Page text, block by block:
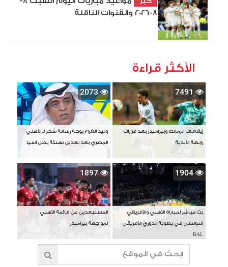
8-2026 والقنوات الناقلة
الأكثر قراءة
7491
إيقافات الزمالك وبيراميدز بعد قرارات
رابطة الأندية
2073
وليد الفراج يوجه رسالة شكر لـ الأهلي
المصري بعد تعديل تهنئة بطل آسيا
1904
بث مباشر لمباراة الأهلي والأفريقي
التونسي في بطولة الدوري الأفريقي
BAL
1897
المستبعدين من قائمة الأهلي
لمواجهة بيراميدز